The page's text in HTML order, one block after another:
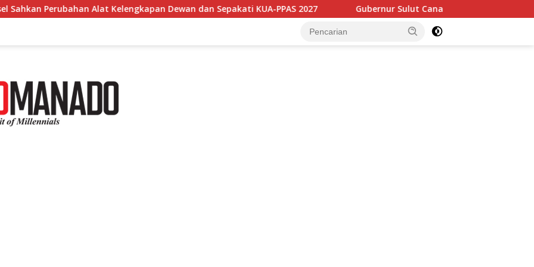
Dewan dan Sepakati KUA-PPAS 2027 Gubernur Sulut Canangkan HUT RI ke-81 dan HUT Sulut ke-62,